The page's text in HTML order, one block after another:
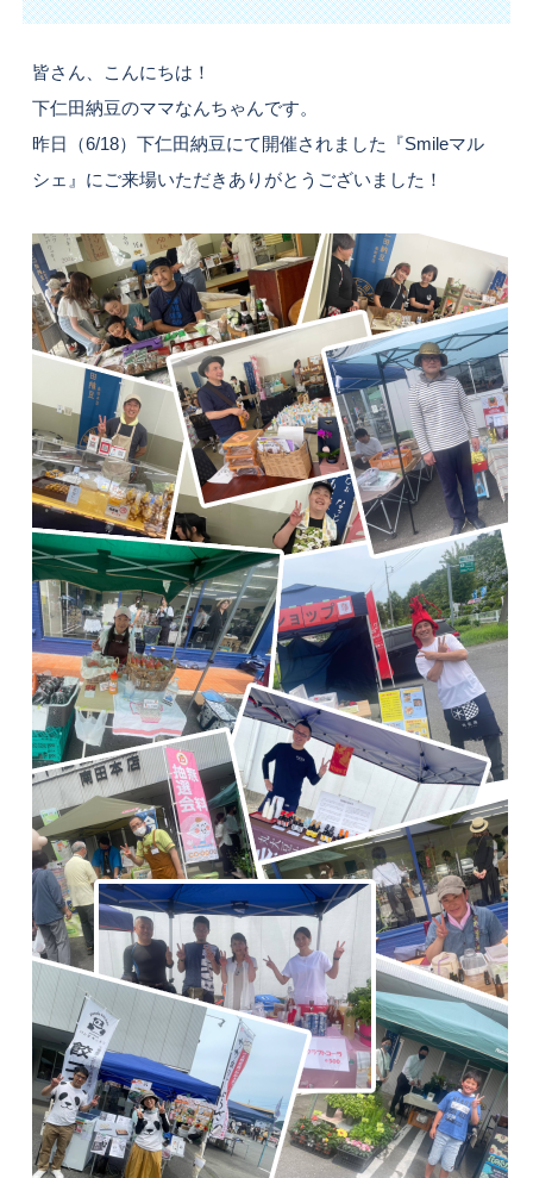
皆さん、こんにちは！
下仁田納豆のママなんちゃんです。
昨日（6/18）下仁田納豆にて開催されました『Smileマル
シェ』にご来場いただきありがとうございました！